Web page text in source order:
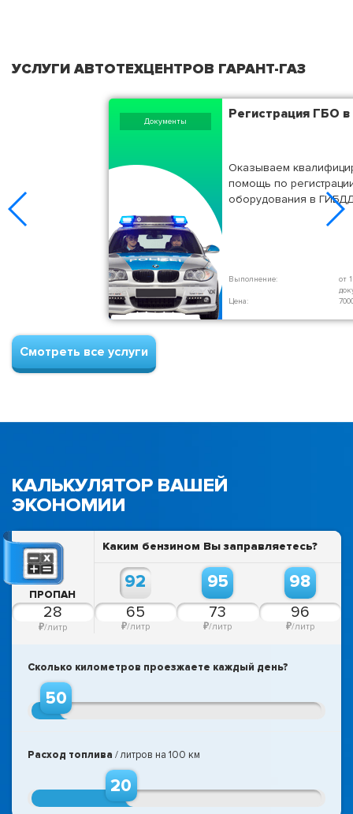
УСЛУГИ АВТОТЕХЦЕНТРОВ ГАРАНТ-ГАЗ
Документы Регистрация ГБО
Оказываем
помощь по
оборудования в
Выполнение:
от
Цена:
Смотреть все услуги
КАЛЬКУЛЯТОР ВАШЕЙ
ЭКОНОМИИ
ПРОПАН
₽/литр
Каким бензином Вы заправляетесь?
92
₽/литр
95
₽/литр
98
₽/литр
Сколько километров проезжаете каждый день?
1 км
50
500 км
Расход топлива / литров на 100 км
20